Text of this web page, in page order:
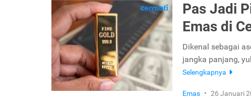
Pas Jadi
Emas di
Dikenal sebagai
jangka panjang,
Selengkapnya
Emas • 26 Januari